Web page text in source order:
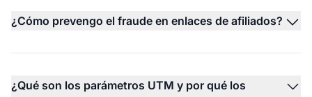
¿Cómo prevengo el fraude en enlaces de afiliados?
¿Qué son los parámetros UTM y por qué los